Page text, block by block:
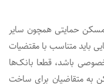
مسکن حمایتی همچون سایر
باید متناسب با مقتضیات
باشد، قطعا بانک‌ها
مسکن به متقاضیان برای ساخت